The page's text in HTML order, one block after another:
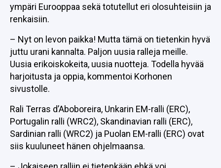
ympäri Eurooppaa sekä totutellut eri olosuhteisiin ja
renkaisiin.
– Nyt on levon paikka! Mutta tämä on tietenkin hyvä
juttu urani kannalta. Paljon uusia ralleja meille.
Uusia erikoiskokeita, uusia nuotteja. Todella hyvää
harjoitusta ja oppia, kommentoi Korhonen
sivustolle.
Rali Terras d’Aboboreira, Unkarin EM-ralli (ERC),
Portugalin ralli (WRC2), Skandinavian ralli (ERC),
Sardinian ralli (WRC2) ja Puolan EM-ralli (ERC) ovat
siis kuuluneet hänen ohjelmaansa.